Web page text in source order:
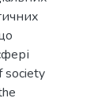
society